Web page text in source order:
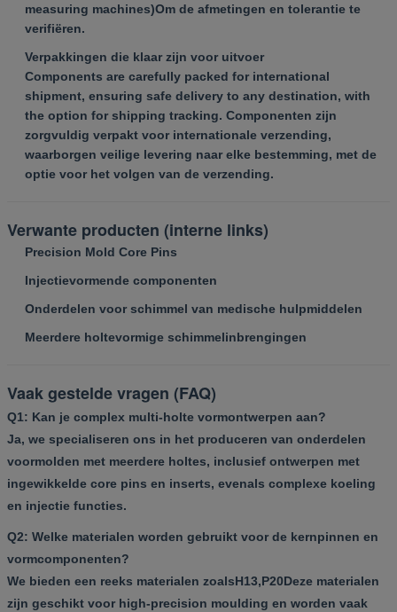
measuring machines)Om de afmetingen en tolerantie te
verifiëren.
Verpakkingen die klaar zijn voor uitvoer
Components are carefully packed for international
shipment, ensuring safe delivery to any destination, with
the option for shipping tracking. Componenten zijn
zorgvuldig verpakt voor internationale verzending,
waarborgen veilige levering naar elke bestemming, met de
optie voor het volgen van de verzending.
Verwante producten (interne links)
Precision Mold Core Pins
Injectievormende componenten
Onderdelen voor schimmel van medische hulpmiddelen
Meerdere holtevormige schimmelinbrengingen
Vaak gestelde vragen (FAQ)
Q1: Kan je complex multi-holte vormontwerpen aan?
Ja, we specialiseren ons in het produceren van onderdelen
voormolden met meerdere holtes, inclusief ontwerpen met
ingewikkelde core pins en inserts, evenals complexe koeling
en injectie functies.
Q2: Welke materialen worden gebruikt voor de kernpinnen en
vormcomponenten?
We bieden een reeks materialen zoalsH13,P20Deze materialen
zijn geschikt voor high-precision moulding en worden vaak